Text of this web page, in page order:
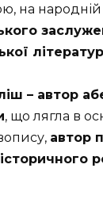
на народній
– автор
, що лягла в
автор